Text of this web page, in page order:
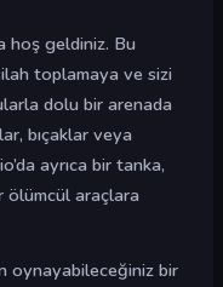
hoş geldiniz. Bu
toplamaya ve sizi
dolu bir arenada
bıçaklar veya
ayrıca bir tanka,
ölümcül araçlara
oynayabileceğiniz bir